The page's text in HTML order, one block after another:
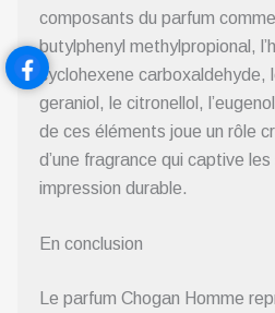
composants du parfum
butylphenyl methylpropional,
cyclohexene carboxaldehyde,
geraniol, le citronellol,
de ces éléments joue un rôle
d’une fragrance qui captive
impression durable.
En conclusion
Le parfum Chogan Homme